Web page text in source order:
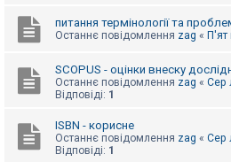
к
и
питання термінології та
Останнє повідомлення zag « П'ят
SCOPUS - оцінки внеску
Останнє повідомлення zag « Сер
Відповіді: 1
ISBN - корисне
Останнє повідомлення zag « Сер
Відповіді: 1